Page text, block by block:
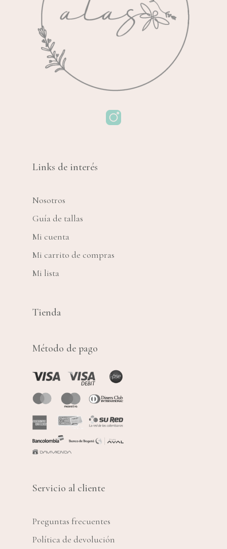
Links de interés
Nosotros
Guía de tallas
Mi cuenta
Mi carrito de compras
Mi lista
Tienda
Método de pago
Servicio al cliente
Preguntas frecuentes
Política de devolución